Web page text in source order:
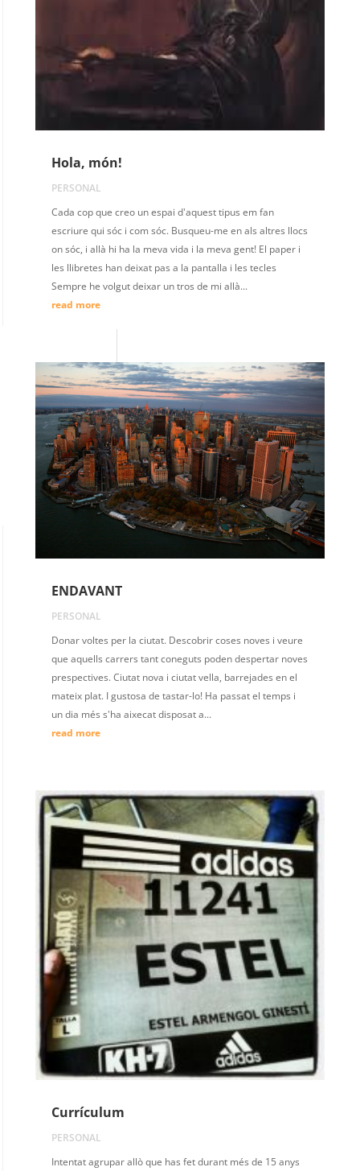
Hola, món!
PERSONAL
Cada cop que creo un espai d'aquest tipus em fan
escriure qui sóc i com sóc. Busqueu-me en als altres llocs
on sóc, i allà hi ha la meva vida i la meva gent! El paper i
les llibretes han deixat pas a la pantalla i les tecles
Sempre he volgut deixar un tros de mi allà...
read more
ENDAVANT
PERSONAL
Donar voltes per la ciutat. Descobrir coses noves i veure
que aquells carrers tant coneguts poden despertar noves
prespectives. Ciutat nova i ciutat vella, barrejades en el
mateix plat. I gustosa de tastar-lo! Ha passat el temps i
un dia més s'ha aixecat disposat a...
read more
Currículum
PERSONAL
Intentat agrupar allò que has fet durant més de 15 anys